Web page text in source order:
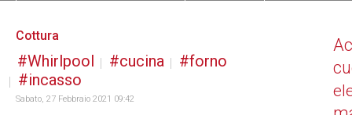
Cottura
Whirlpool cucina
forno
incasso
Sabato, 27 Febbraio 2021 09:42